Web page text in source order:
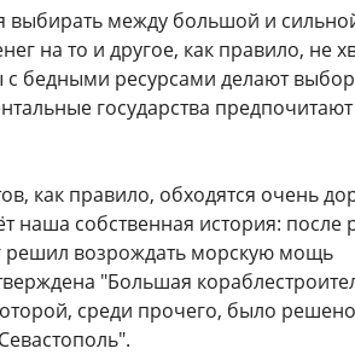
выбирать между большой и
на то и другое, как правило, не
бедными ресурсами делают
государства
как правило, обходятся очень
наша собственная история: после
решил возрождать морскую мощь
"Большая
среди прочего, было решено